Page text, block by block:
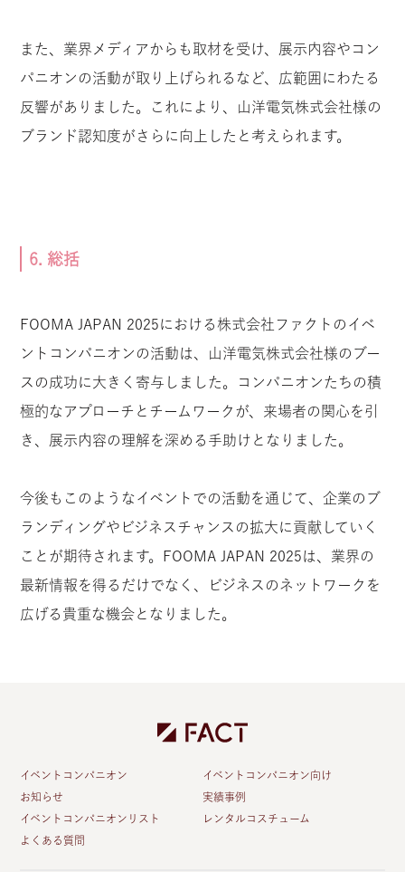
また、業界メディアからも取材を受け、展示内容やコン
パニオンの活動が取り上げられるなど、広範囲にわたる
反響がありました。これにより、山洋電気株式会社様の
ブランド認知度がさらに向上したと考えられます。
6. 総括
FOOMA JAPAN 2025における株式会社ファクトのイベ
ントコンパニオンの活動は、山洋電気株式会社様のブー
スの成功に大きく寄与しました。コンパニオンたちの積
極的なアプローチとチームワークが、来場者の関心を引
き、展示内容の理解を深める手助けとなりました。
今後もこのようなイベントでの活動を通じて、企業のブ
ランディングやビジネスチャンスの拡大に貢献していく
ことが期待されます。FOOMA JAPAN 2025は、業界の
最新情報を得るだけでなく、ビジネスのネットワークを
広げる貴重な機会となりました。
イベントコンパニオン
イベントコンパニオン向け
お知らせ
実績事例
イベントコンパニオンリスト
レンタルコスチューム
よくある質問